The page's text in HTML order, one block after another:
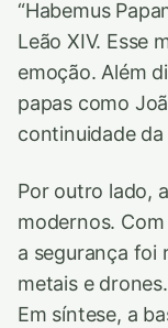
“Habemus
Leão XIV. Esse
emoção. Além
papas como
continuidade da
Por outro lado,
modernos.
a segurança foi
metais e
Em síntese, a